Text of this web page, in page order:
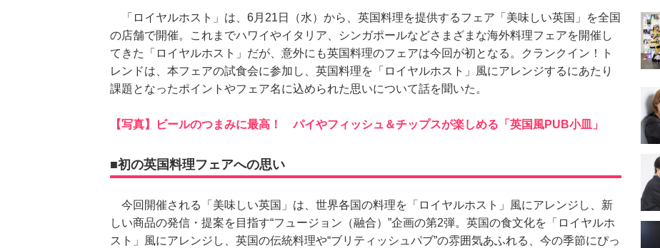
「ロイヤルホスト」は、6月21日（水）から、英国料理を提供するフェア「美味しい英国」を全国
の店舗で開催。これまでハワイやイタリア、シンガポールなどさまざまな海外料理フェアを開催し
てきた「ロイヤルホスト」だが、意外にも英国料理のフェアは今回が初となる。クランクイン！ト
レンドは、本フェアの試食会に参加し、英国料理を「ロイヤルホスト」風にアレンジするにあたり
課題となったポイントやフェア名に込められた思いについて話を聞いた。
【写真】ビールのつまみに最高！ パイやフィッシュ＆チップスが楽しめる「英国風PUB小皿」
■初の英国料理フェアへの思い
今回開催される「美味しい英国」は、世界各国の料理を「ロイヤルホスト」風にアレンジし、新
しい商品の発信・提案を目指す“フュージョン（融合）”企画の第2弾。英国の食文化を「ロイヤルホ
スト」風にアレンジし、英国の伝統料理や“ブリティッシュパブ”の雰囲気あふれる、今の季節にぴっ